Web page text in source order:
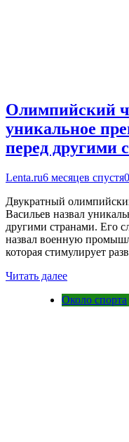
Олимпийский
уникальное
перед другими
Lenta.ru6 месяцев спустя0
Двукратный
Васильев назвал
другими странами. Его
назвал военную
которая стимулирует
Читать далее
Около спорта